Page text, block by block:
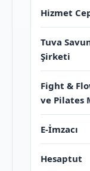
Hizmet
Tuva
Şirketi
Fight &
ve Pilates
E-İmzacı
Hesaptut